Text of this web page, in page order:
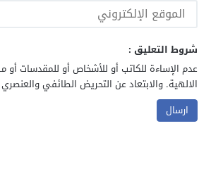
شروط التعليق :
عدم الإساءة للكاتب أو للأشخاص أو للمقدسات أو
الالهية. والابتعاد عن التحريض الطائفي